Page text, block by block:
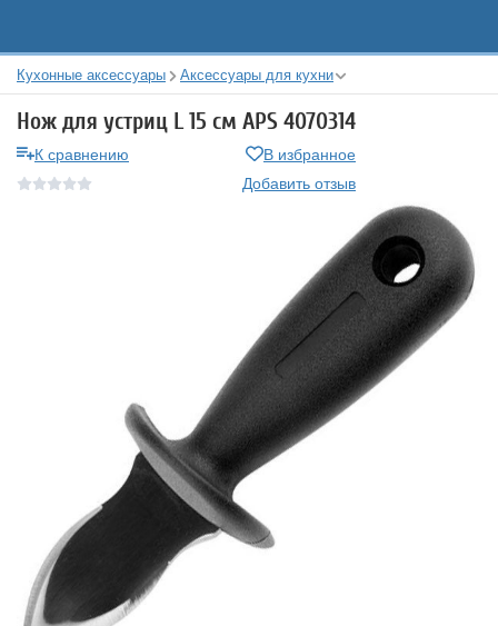
Кухонные аксессуары Аксессуары для кухни
Нож для устриц L 15 см APS 4070314
К сравнению
В избранное
Добавить отзыв